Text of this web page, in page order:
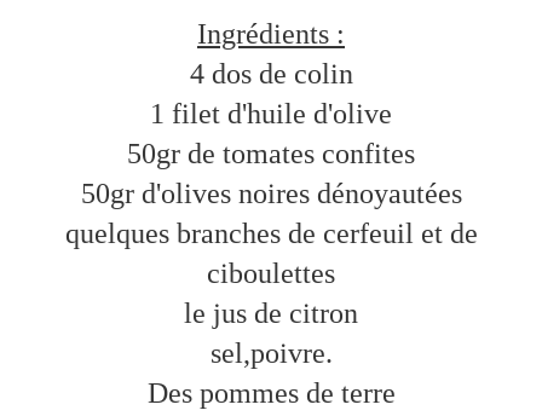
Ingrédients :
4 dos de colin
1 filet d'huile d'olive
50gr de tomates confites
50gr d'olives noires dénoyautées
quelques branches de cerfeuil et de
ciboulettes
le jus de citron
sel,poivre.
Des pommes de terre